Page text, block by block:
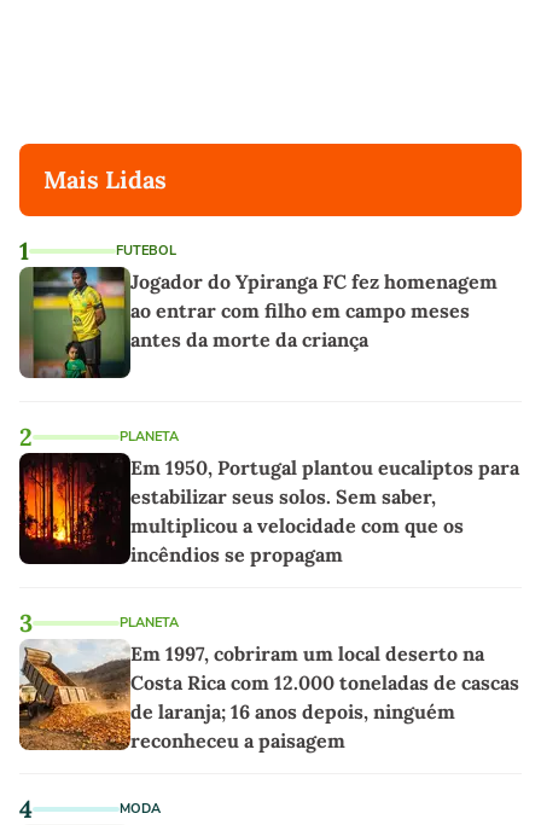
Mais Lidas
1 FUTEBOL
Jogador do Ypiranga FC fez homenagem
ao entrar com filho em campo meses
antes da morte da criança
2 PLANETA
Em 1950, Portugal plantou eucaliptos para
estabilizar seus solos. Sem saber,
multiplicou a velocidade com que os
incêndios se propagam
3 PLANETA
Em 1997, cobriram um local deserto na
Costa Rica com 12.000 toneladas de cascas
de laranja; 16 anos depois, ninguém
reconheceu a paisagem
4 MODA